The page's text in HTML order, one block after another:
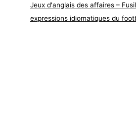
Jeux d'anglais des affaires –
expressions idiomatiques du